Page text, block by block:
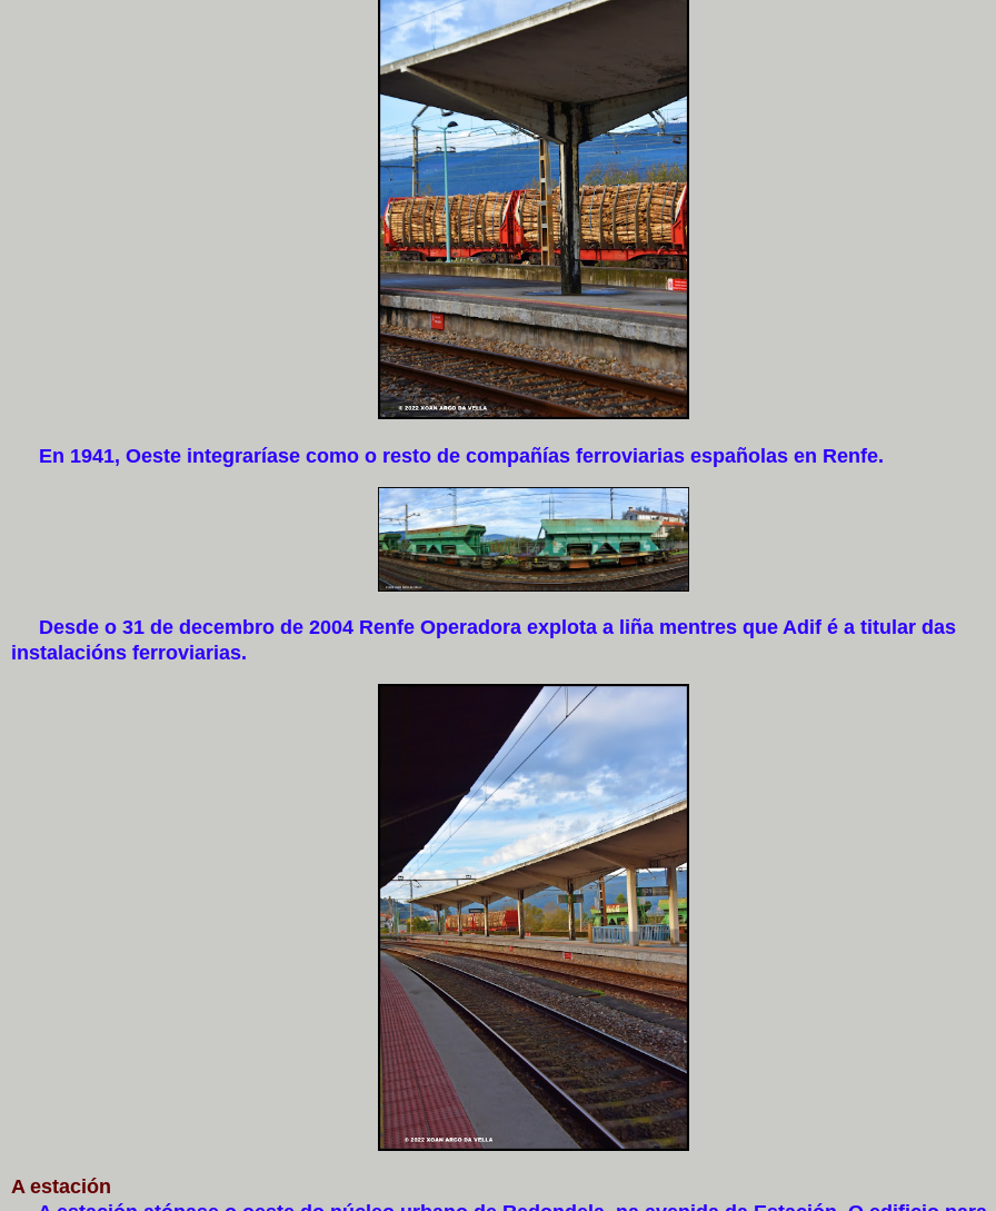
En 1941, Oeste integraríase como o resto de compañías ferroviarias españolas en Renfe.
Desde o 31 de decembro de 2004 Renfe Operadora explota a liña mentres que Adif é a titular das
instalacións ferroviarias.
A estación